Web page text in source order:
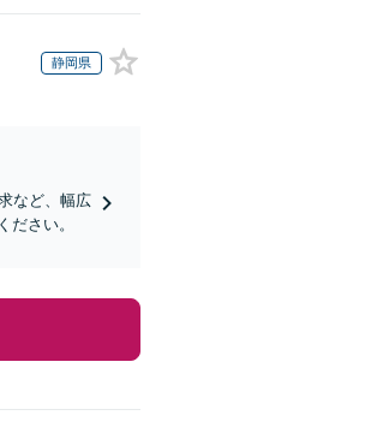
静岡県
など、幅広
ださい。